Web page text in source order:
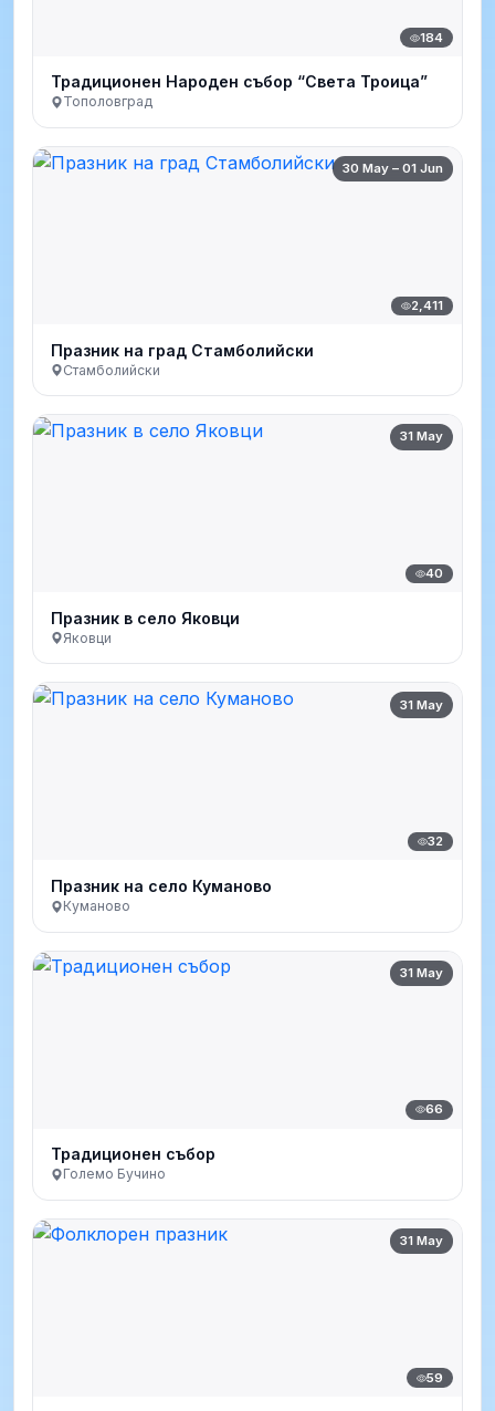
184
Традиционен Народен събор “Света Троица”
Тополовград
30 May – 01 Jun
2,411
Празник на град Стамболийски
Стамболийски
31 May
40
Празник в село Яковци
Яковци
31 May
32
Празник на село Куманово
Куманово
31 May
66
Традиционен събор
Големо Бучино
31 May
59